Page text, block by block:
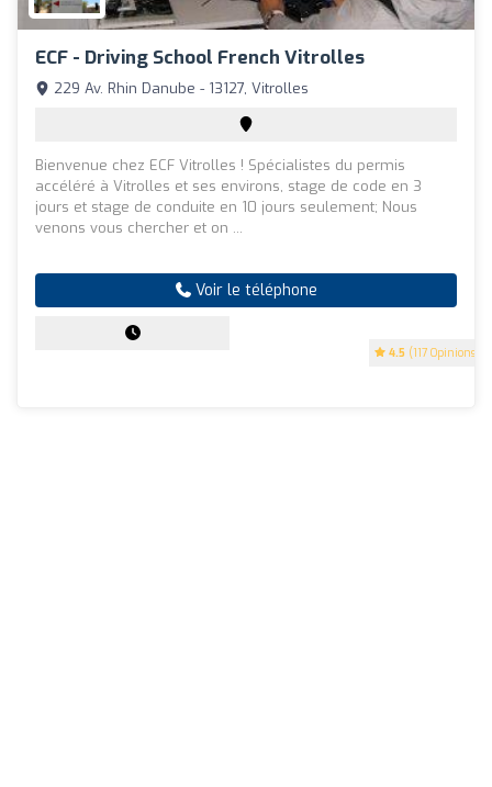
ECF - Driving School French Vitrolles
4.5 (117 Opinions)
229 Av. Rhin Danube - 13127, Vitrolles
Bienvenue chez ECF Vitrolles ! Spécialistes du permis
accéléré à Vitrolles et ses environs, stage de code en 3
jours et stage de conduite en 10 jours seulement; Nous
venons vous chercher et on ...
Voir le téléphone